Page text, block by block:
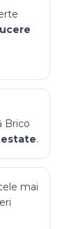
Brico
.
mai